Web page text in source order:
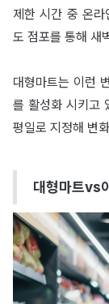
제한 시간 중 온
도 점포를 통해 새
대형마트는 이런
를 활성화 시키고
평일로 지정해 변
대형마트vs